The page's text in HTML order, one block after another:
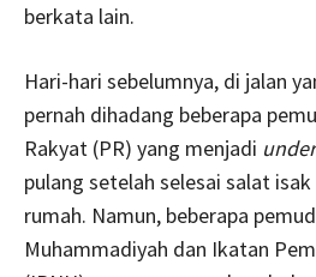
berkata lain.
Hari-hari sebelumnya, di jalan
pernah dihadang beberapa
Rakyat (PR) yang menjadi
pulang setelah selesai salat
rumah. Namun, beberapa
Muhammadiyah dan Ikatan